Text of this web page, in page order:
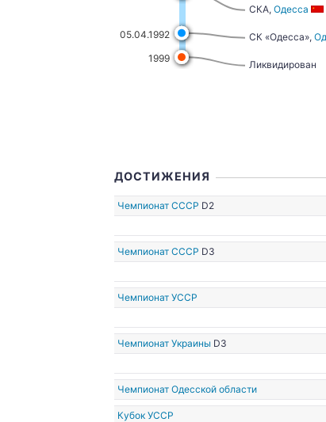
05.04.1992
1999
СКА, Одесса
СК «Одесса»,
Ликвидирован
ДОСТИЖЕНИЯ
Чемпионат СССР D2
Чемпионат СССР D3
Чемпионат УССР
Чемпионат Украины D3
Чемпионат Одесской области
Кубок УССР